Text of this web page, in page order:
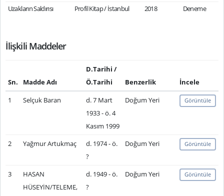
Uzakların Saldırısı
Profil Kitap / İstanbul 2018 Deneme
İlişkili Maddeler
Sn. Madde Adı
D.Tarihi /
Ö.Tarihi
Benzerlik
İncele
1
Selçuk Baran
d. 7 Mart
1933 - ö. 4
Kasım 1999
Doğum Yeri Görüntüle
2 Yağmur Artukmaç
d. 1974 - ö.
?
Doğum Yeri Görüntüle
3
HASAN
HÜSEYİN/TELEME,
d. 1949 - ö.
?
Doğum Yeri Görüntüle